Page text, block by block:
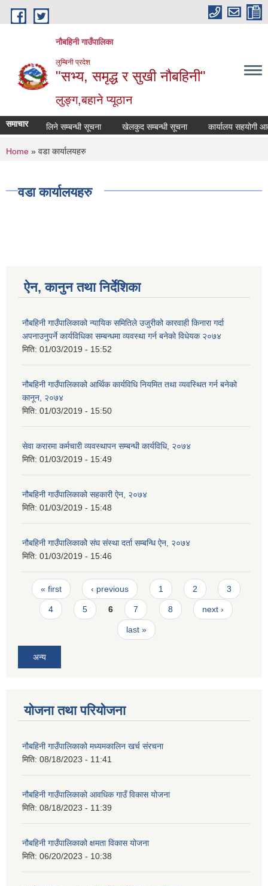
Skip to main content
नौबहिनी गाउँपालिका
लुम्बिनी प्रदेश
"सभ्य, समृद्ध र सुखी नौबहिनी"
लुङ्ग,बहाने प्यूठान
समाचार
गाडि भाडा लिने सम्बन्धी सूचना खेलकुद सम्बन्धी सूचना कार्यालय सहयोगी
You are here
Home » वडा कार्यालयहरु
वडा कार्यालयहरु
ऐन, कानुन तथा निर्देशिका
नौबहिनी गाउँपालिकाको न्यायिक समितिले उजुरीको कारवाही किनारा गर्दा
अपनाउनुपर्ने कार्यविधिका सम्बन्धमा व्यवस्था गर्न बनेको विधेयक २०७४
मिति: 01/03/2019 - 15:52
नौबहिनी गाउँपालिकाको आर्थिक कार्यविधि नियमित तथा व्यवस्थित गर्न बनेको
कानून, २०७४
मिति: 01/03/2019 - 15:50
सेवा करारमा कर्मचारी व्यवस्थापन सम्बन्धी कार्यविधि, २०७४
मिति: 01/03/2019 - 15:49
नौबहिनी गाउँपालिकाको सहकारी ऐन, २०७४
मिति: 01/03/2019 - 15:48
नौबहिनी गाउँपालिकाकोे संघ संस्था दर्ता सम्बन्धि ऐन, २०७४
मिति: 01/03/2019 - 15:46
Pages
« first ‹ previous 1 2 3
4 5 6 7 8 next ›
last »
अन्य
योजना तथा परियोजना
नौबहिनी गाउँपालिकाको मध्यमकालिन खर्च संरचना
मिति: 08/18/2023 - 11:41
नौबहिनी गाउँपालिकाको आवधिक गाउँ विकास योजना
मिति: 08/18/2023 - 11:39
नौबहिनी गाउँपालिकाको क्षमता विकास योजना
मिति: 06/20/2023 - 10:38